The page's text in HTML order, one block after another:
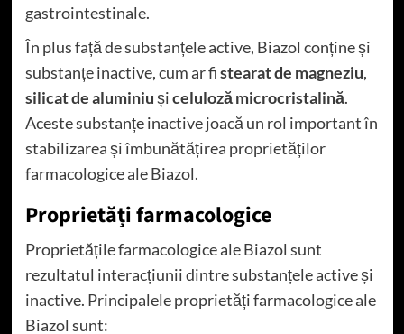
gastrointestinale.
În plus față de substanțele active, Biazol conține și
substanțe inactive, cum ar fistearat de magneziu,
silicat de aluminiușiceluloză microcristalină.
Aceste substanțe inactive joacă un rol important în
stabilizarea și îmbunătățirea proprietăților
farmacologice ale Biazol.
Proprietăți farmacologice
Proprietățile farmacologice ale Biazol sunt
rezultatul interacțiunii dintre substanțele active și
inactive. Principalele proprietăți farmacologice ale
Biazol sunt: